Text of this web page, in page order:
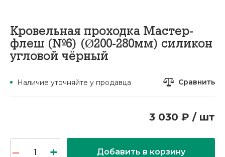
Кровельная проходка Мастер-
флеш (№6) (Ø200-280мм) силикон
угловой чёрный
Наличие уточняйте у продавца Сравнить
3 030 ₽ / шт
Добавить в корзину